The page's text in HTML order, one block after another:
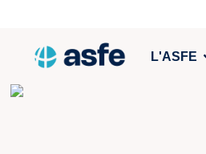
L'ASFE